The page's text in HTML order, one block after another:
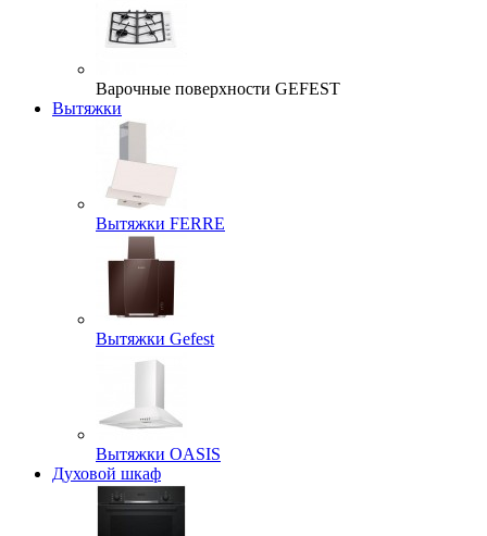
Варочные поверхности GEFEST
Вытяжки
Вытяжки FERRE
Вытяжки Gefest
Вытяжки OASIS
Духовой шкаф